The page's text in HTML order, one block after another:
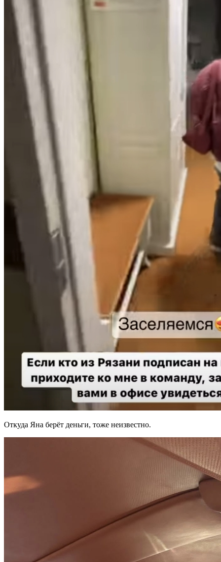
Откуда Яна берёт деньги, тоже неизвестно.